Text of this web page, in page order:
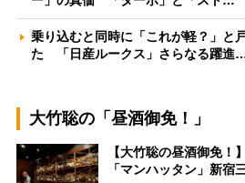
乗り込むと同時に「これが軽？」と
た 「日産ルークス」さらなる躍進
大竹聡の「昼酒御免！」
【大竹聡の昼酒御免！
「マンハッタン」新